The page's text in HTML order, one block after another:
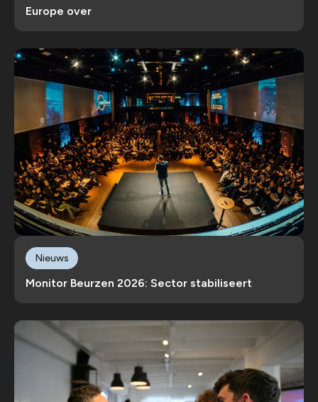
Europe over
Monitor Beurzen 2026: Sector stabiliseert
Nieuws